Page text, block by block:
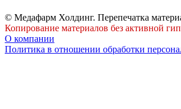
© Медафарм Холдинг. Перепечатка
Копирование материалов без активной
О компании
Политика в отношении обработки